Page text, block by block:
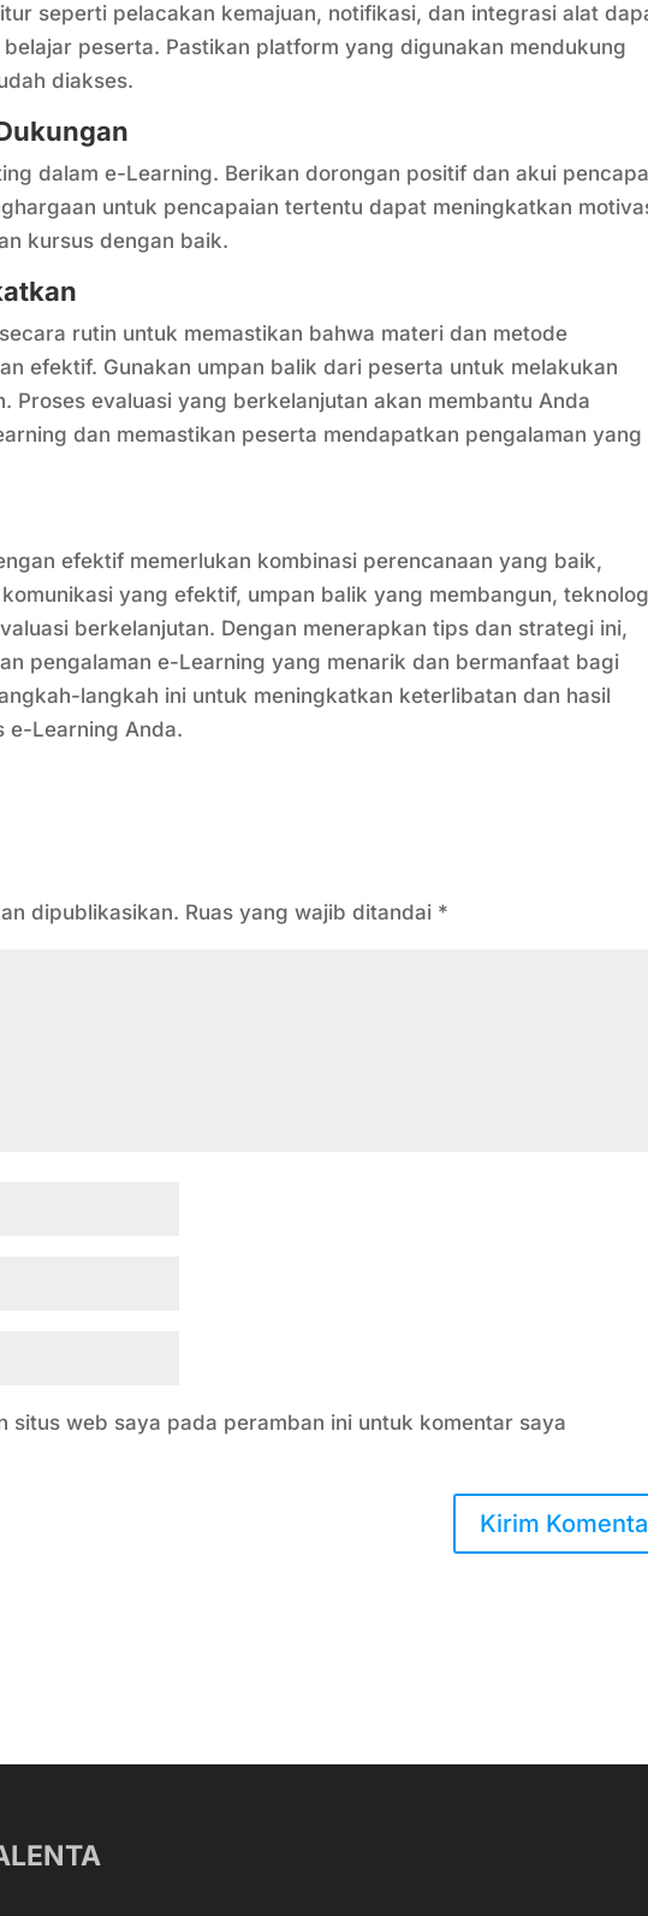
seperti pelacakan kemajuan, notifikasi, dan integrasi alat
peserta. Pastikan platform yang digunakan mendukung
diakses.
dalam e-Learning. Berikan dorongan positif dan akui
untuk pencapaian tertentu dapat meningkatkan
kursus dengan baik.
rutin untuk memastikan bahwa materi dan metode
efektif. Gunakan umpan balik dari peserta untuk melakukan
Proses evaluasi yang berkelanjutan akan membantu Anda
dan memastikan peserta mendapatkan pengalaman yang
efektif memerlukan kombinasi perencanaan yang baik,
yang efektif, umpan balik yang membangun,
berkelanjutan. Dengan menerapkan tips dan strategi ini,
pengalaman e-Learning yang menarik dan bermanfaat bagi
langkah ini untuk meningkatkan keterlibatan dan hasil
e-Learning Anda.
dipublikasikan. Ruas yang wajib ditandai *
situs web saya pada peramban ini untuk komentar saya